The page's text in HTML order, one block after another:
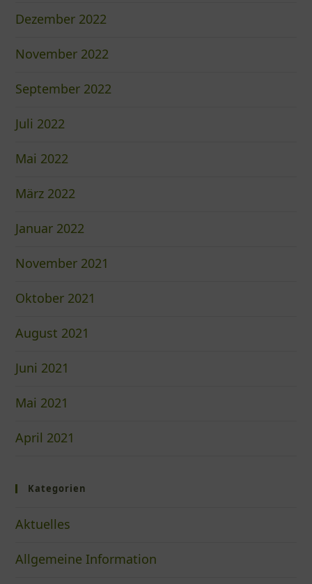
Dezember 2022
November 2022
September 2022
Juli 2022
Mai 2022
März 2022
Januar 2022
November 2021
Oktober 2021
August 2021
Juni 2021
Mai 2021
April 2021
Kategorien
Aktuelles
Allgemeine Information